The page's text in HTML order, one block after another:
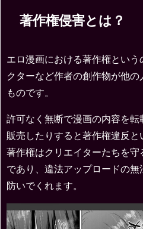
著作権侵害とは？
エロ漫画における著作権とい
クターなど作者の創作物が他
ものです。
許可なく無断で漫画の内容を
販売したりすると著作権違反
著作権はクリエイターたちを
であり、違法アップロードの
防いでくれます。